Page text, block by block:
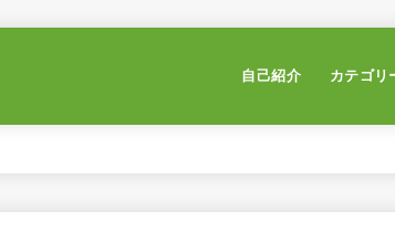
自己紹介 カテゴリ